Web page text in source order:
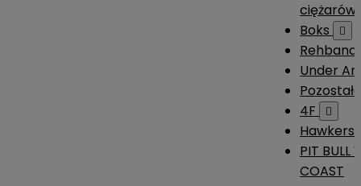
ciężarów
Boks

Rehband
Under
4F

Hawkers
PIT BULL
COAST